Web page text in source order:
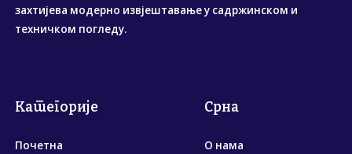
захтијева модерно извјештавање у садржинском и
техничком погледу.
Категорије
Почетна
Срна
О нама